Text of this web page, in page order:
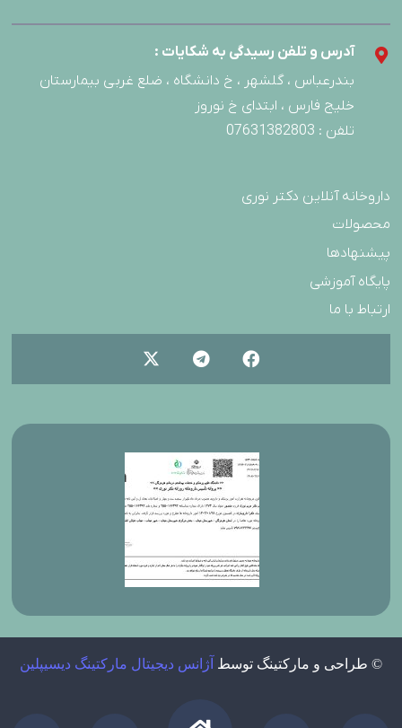
آدرس و تلفن رسیدگی به شکایات :
بندرعباس ، گلشهر ، خ دانشگاه ، ضلع غربی بیمارستان
خلیج فارس ، ابتدای خ نوروز
تلفن : 07631382803
داروخانه آنلاین دکتر نوری
محصولات
پیشنهادها
پایگاه آموزشی
ارتباط با ما
© طراحی و مارکتینگ توسط آژانس دیجیتال مارکتینگ دیسیپلین